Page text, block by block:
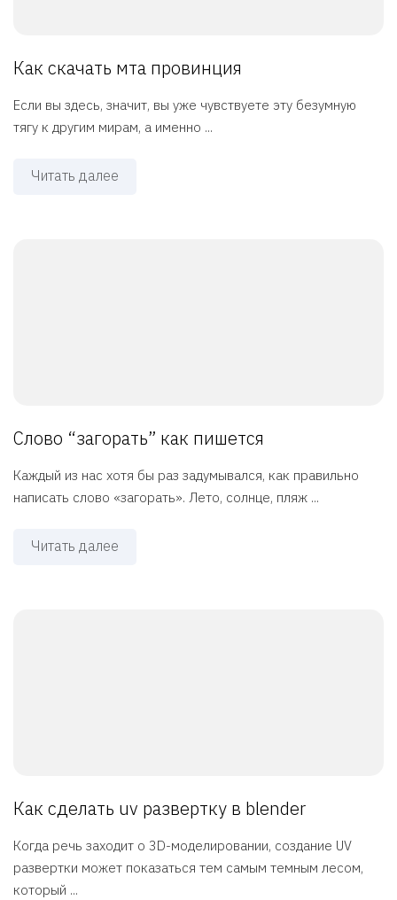
Как скачать мта провинция
Если вы здесь, значит, вы уже чувствуете эту безумную
тягу к другим мирам, а именно ...
Читать далее
Слово “загорать” как пишется
Каждый из нас хотя бы раз задумывался, как правильно
написать слово «загорать». Лето, солнце, пляж ...
Читать далее
Как сделать uv развертку в blender
Когда речь заходит о 3D-моделировании, создание UV
развертки может показаться тем самым темным лесом,
который ...